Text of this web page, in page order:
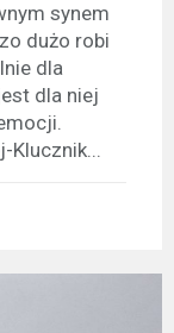
synem
dużo robi
dla
dla niej
Klucznik...